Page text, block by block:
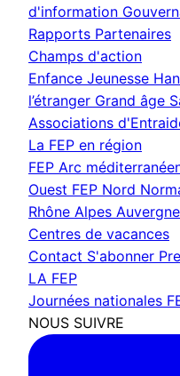
d'information
Rapports Partenaires
Champs d'action
Enfance Jeunesse
l’étranger Grand âge
Associations
La FEP en région
FEP Arc
Ouest FEP Nord
Rhône Alpes
Centres de vacances
Contact S'abonner
LA FEP
Journées nationales
NOUS SUIVRE